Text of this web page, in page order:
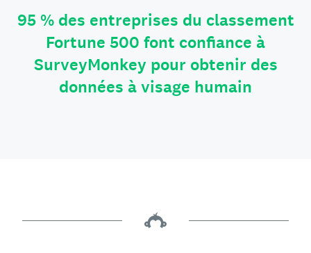
95 % des entreprises du classement
Fortune 500 font confiance à
SurveyMonkey pour obtenir des
données à visage humain